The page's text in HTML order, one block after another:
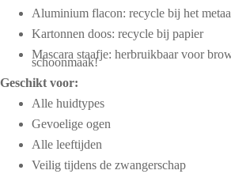
Aluminium flacon: recycle bij het
Kartonnen doos: recycle bij papier
Mascara staafje: herbruikbaar voor
schoonmaak!
Geschikt voor:
Alle huidtypes
Gevoelige ogen
Alle leeftijden
Veilig tijdens de zwangerschap